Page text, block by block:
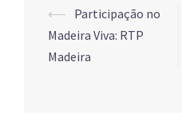
Post
navigation
⟵ Participação no
Madeira Viva: RTP
Madeira